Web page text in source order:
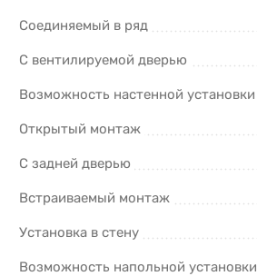
Соединяемый в ряд
С вентилируемой дверью
Возможность настенной установки
Открытый монтаж
С задней дверью
Встраиваемый монтаж
Установка в стену
Возможность напольной установки